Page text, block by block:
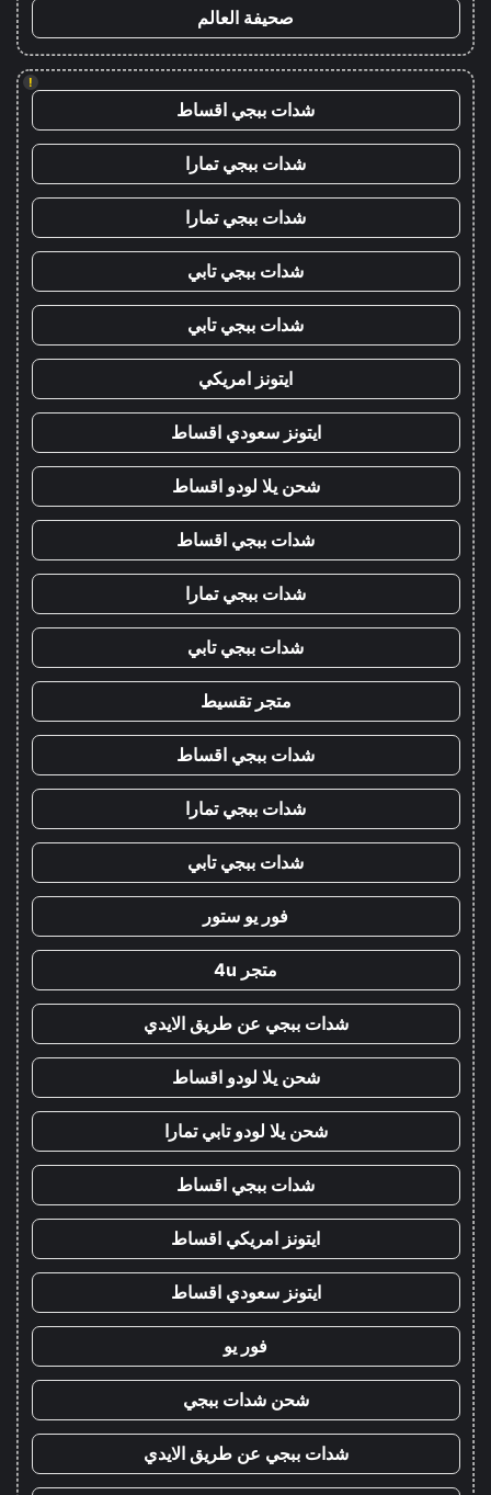
صحيفة العالم
!
شدات ببجي اقساط
شدات ببجي تمارا
شدات ببجي تمارا
شدات ببجي تابي
شدات ببجي تابي
ايتونز امريكي
ايتونز سعودي اقساط
شحن يلا لودو اقساط
شدات ببجي اقساط
شدات ببجي تمارا
شدات ببجي تابي
متجر تقسيط
شدات ببجي اقساط
شدات ببجي تمارا
شدات ببجي تابي
فور يو ستور
متجر 4u
شدات ببجي عن طريق الايدي
شحن يلا لودو اقساط
شحن يلا لودو تابي تمارا
شدات ببجي اقساط
ايتونز امريكي اقساط
ايتونز سعودي اقساط
فور يو
شحن شدات ببجي
شدات ببجي عن طريق الايدي